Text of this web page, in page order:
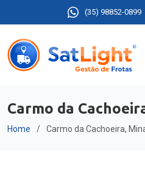
(35) 98852-0899
Carmo da
Home Carmo da Cachoeira,